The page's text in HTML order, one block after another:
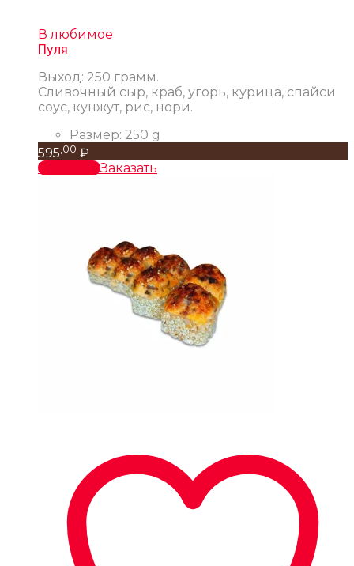
В любимое
Пуля
Выход: 250 грамм.
Сливочный сыр, краб, угорь, курица, спайси
соус, кунжут, рис, нори.
Размер: 250 g
595 ,00 ₽
В корзинуЗаказать